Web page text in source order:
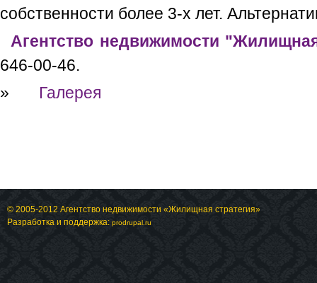
собственности более 3-х лет.
Агентство недвижимости
646-00-46.
»
Галерея
© 2005-2012 Агентство недвижимости «Жилищная стратегия»
Разработка и поддержка: prodrupal.ru